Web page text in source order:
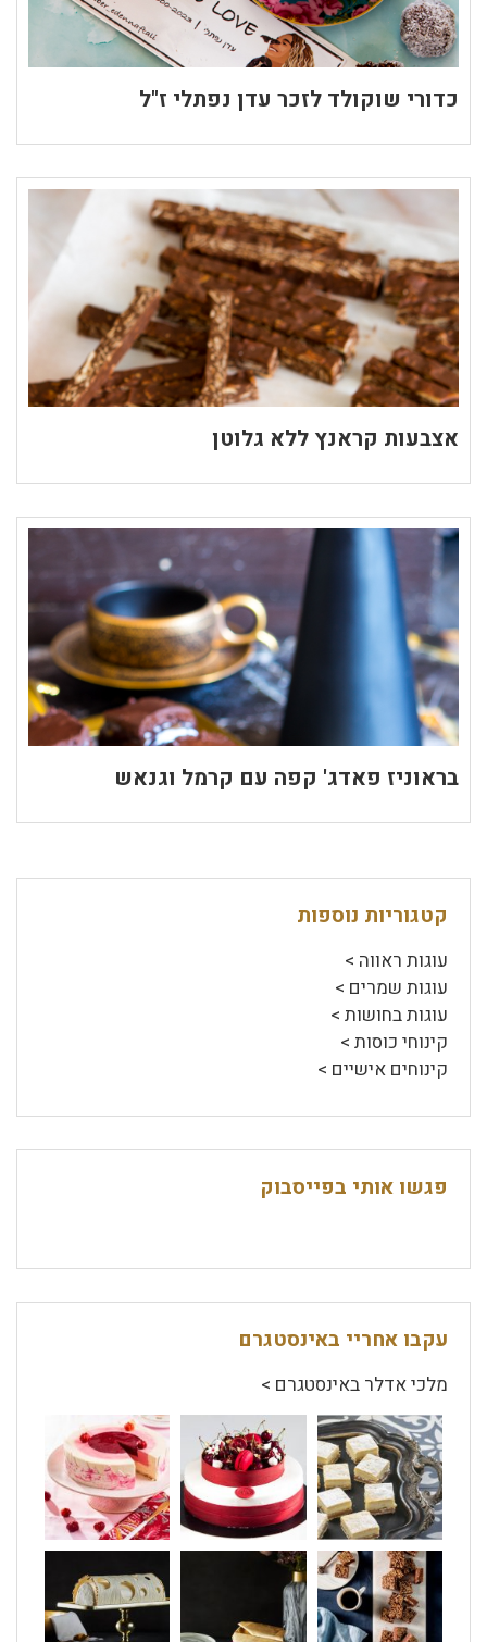
כדורי שוקולד לזכר עדן נפתלי ז"ל
אצבעות קראנץ ללא גלוטן
בראוניז פאדג' קפה עם קרמל וגנאש
קטגוריות נוספות
עוגות ראווה >
עוגות שמרים >
עוגות בחושות >
קינוחי כוסות >
קינוחים אישיים >
פגשו אותי בפייסבוק
עקבו אחריי באינסטגרם
מלכי אדלר באינסטגרם >